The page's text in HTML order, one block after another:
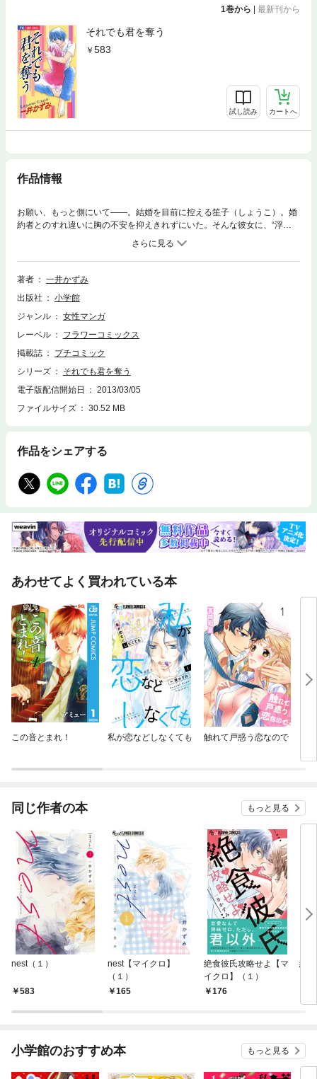
1巻から 最新刊から
それでも君を奪う
583
試し読み カートへ
作品情報
お願い、もっと側にいて――。結婚を目前に控える笙子（しょうこ）。婚
約者とのすれ違いに胸の不安を抑えきれずにいた。そんな彼女に、“浮
気”という名の魔が差す。デザイナーの加島と期限付きの関係を始めた笙
子。だけど次第に彼にのめり込んでしまい…！？
著者
一井かずみ
出版社
小学館
ジャンル
女性マンガ
レーベル
フラワーコミックス
掲載誌
プチコミック
シリーズ
それでも君を奪う
電子版配信開始日
2013/03/05
ファイルサイズ
30.52 MB
作品をシェアする
あわせてよく買われている本
この音とまれ！ 私が恋などしなくても 触れて戸惑う恋なので
同じ作者の本 もっと見る
nest（１）
583
nest【マイクロ】
（１）
165
絶食彼氏攻略せよ【マ
イクロ】（１）
176
絶
小学館のおすすめ本 もっと見る